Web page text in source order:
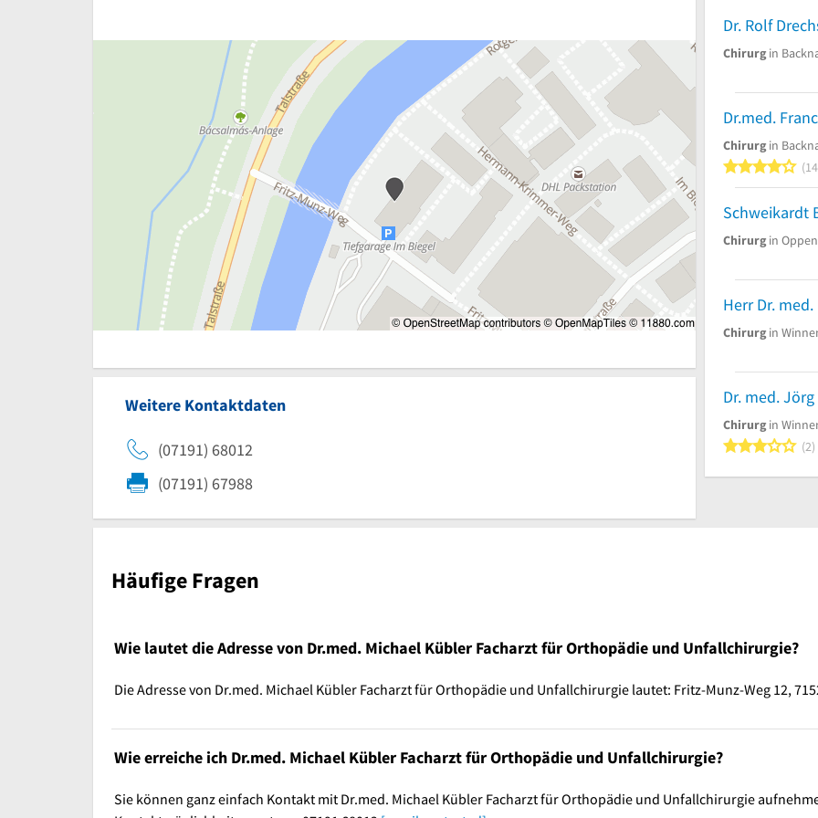
Weitere Kontaktdaten
(07191) 68012
(07191) 67988
Chirurg in
Chirurg in
4
14
Chirurg in
Chirurg in
Chirurg in
3
2
Häufige Fragen
Wie lautet die Adresse von Dr.med. Michael Kübler Facharzt für Orthopädie und Unfallchirurgie?
Die Adresse von Dr.med. Michael Kübler Facharzt für Orthopädie und Unfallchirurgie lautet: Fritz-Munz-Weg 12,
Wie erreiche ich Dr.med. Michael Kübler Facharzt für Orthopädie und Unfallchirurgie?
Sie können ganz einfach Kontakt mit Dr.med. Michael Kübler Facharzt für Orthopädie und Unfallchirurgie